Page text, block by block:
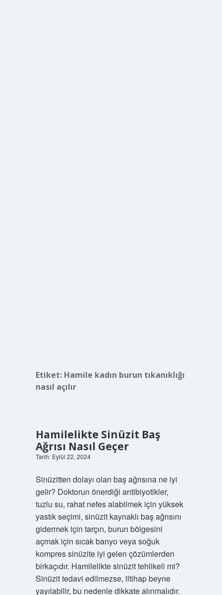
Etiket: Hamile kadın burun tıkanıklığı
nasıl açılır
Hamilelikte Sinüzit Baş
Ağrısı Nasıl Geçer
Tarih: Eylül 22, 2024
Sinüzitten dolayı olan baş ağrısına ne iyi
gelir? Doktorun önerdiği antibiyotikler,
tuzlu su, rahat nefes alabilmek için yüksek
yastık seçimi, sinüzit kaynaklı baş ağrısını
gidermek için tarçın, burun bölgesini
açmak için sıcak banyo veya soğuk
kompres sinüzite iyi gelen çözümlerden
birkaçıdır. Hamilelikte sinüzit tehlikeli mi?
Sinüzit tedavi edilmezse, iltihap beyne
yayılabilir, bu nedenle dikkate alınmalıdır.